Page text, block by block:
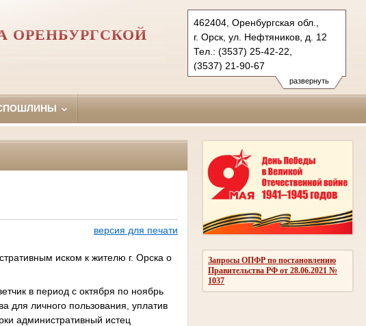
развернуть
462404, Оренбургская обл.,
г. Орск, ул. Нефтяников, д. 12
Тел.: (3537) 25-42-22,
(3537) 21-90-67
oktyabrskyorsk.orb@sudrf.ru
ОРЕНБУРГСКОЙ
Запросы ОПФР по постановлению
Правительства РФ от 28.06.2021 №
1037
версия для печати
иском к жителю г. Орска о
в период с октября по ноябрь
для личного пользования, уплатив
административный истец